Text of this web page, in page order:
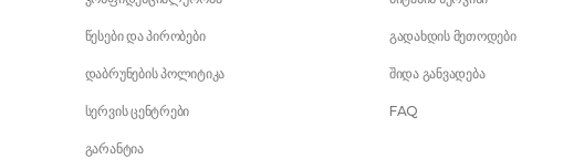
წესები და პირობები
დაბრუნების პოლიტიკა
სერვის ცენტრები
გარანტია
გადახდის მეთოდები
შიდა განვადება
FAQ